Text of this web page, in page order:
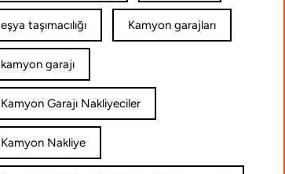
eşya taşımacılığı Kamyon garajları
kamyon garajı
Kamyon Garajı Nakliyeciler
Kamyon Nakliye